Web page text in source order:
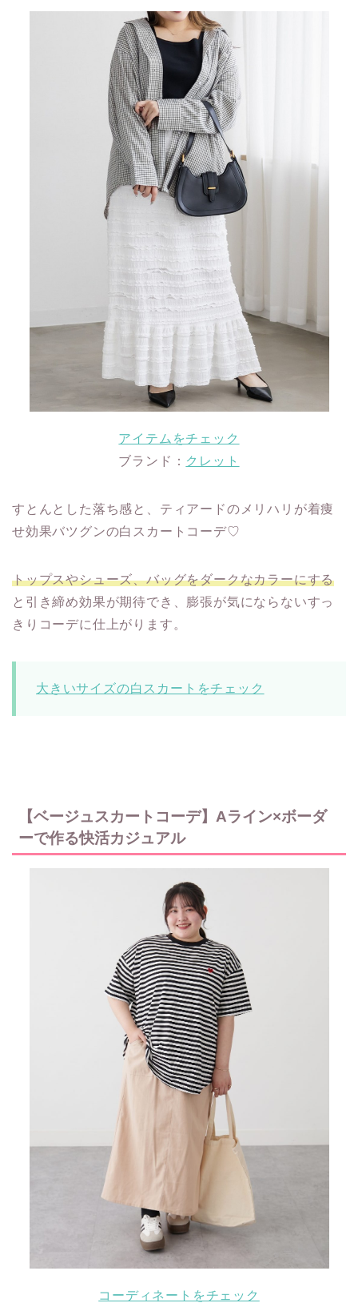
アイテムをチェック
ブランド： クレット
すとんとした落ち感と、ティアードのメリハリが着痩
せ効果バツグンの白スカートコーデ♡
トップスやシューズ、バッグをダークなカラーにする
と引き締め効果が期待でき、膨張が気にならないすっ
きりコーデに仕上がります。
大きいサイズの白スカートをチェック
【ベージュスカートコーデ】Aライン×ボーダ
ーで作る快活カジュアル
コーディネートをチェック